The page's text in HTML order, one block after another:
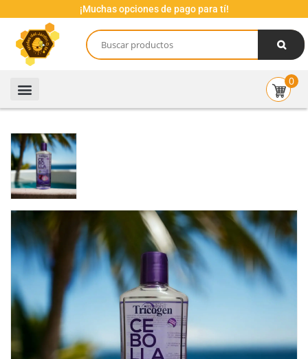
¡Muchas opciones de pago para tí!
0